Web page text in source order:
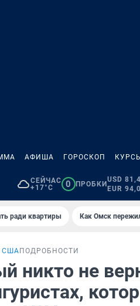
АФИША ГОРОСКОП
СЕЙЧАС
+17°C
0 ПРОБКИ
USD
EUR
ради квартиры Как Омск
США ПОДРОБНОСТИ
никто не